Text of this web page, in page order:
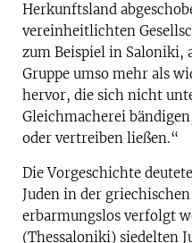
Herkunftsland
vereinheitlichten
zum Beispiel in Saloniki,
Gruppe umso mehr als
hervor, die sich nicht
Gleichmacherei
oder vertreiben ließen.“
Die Vorgeschichte
Juden in der
erbarmungslos verfolgt
(Thessaloniki) siedelten